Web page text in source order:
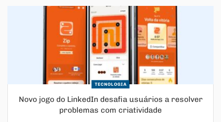
TECNOLOGIA
Novo jogo do LinkedIn desafia usuários a resolver
problemas com criatividade